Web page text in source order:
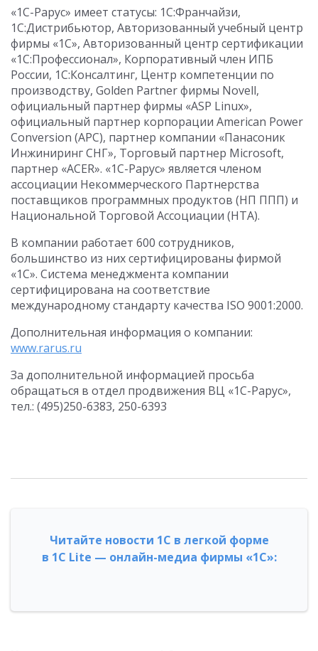
«1С-Рарус» имеет статусы: 1С:Франчайзи,
1С:Дистрибьютор, Авторизованный учебный центр
фирмы «1С», Авторизованный центр сертификации
«1С:Профессионал», Корпоративный член ИПБ
России, 1С:Консалтинг, Центр компетенции по
производству, Golden Partner фирмы Novell,
официальный партнер фирмы «ASP Linux»,
официальный партнер корпорации American Power
Conversion (APC), партнер компании «Панасоник
Инжиниринг СНГ», Торговый партнер Microsoft,
партнер «ACER». «1С-Рарус» является членом
ассоциации Некоммерческого Партнерства
поставщиков программных продуктов (НП ППП) и
Национальной Торговой Ассоциации (НТА).
В компании работает 600 сотрудников,
большинство из них сертифицированы фирмой
«1С». Система менеджмента компании
сертифицирована на соответствие
международному стандарту качества ISO 9001:2000.
Дополнительная информация о компании:
www.rarus.ru
За дополнительной информацией просьба
обращаться в отдел продвижения ВЦ «1С-Рарус»,
тел.: (495)250-6383, 250-6393
Читайте новости 1С в легкой форме
в 1С Lite — онлайн-медиа фирмы «1С»: